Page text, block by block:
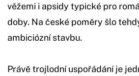
věžemi i apsidy typické pro
doby. Na české poměry šlo
ambiciózní stavbu.
Právě trojlodní uspořádání je